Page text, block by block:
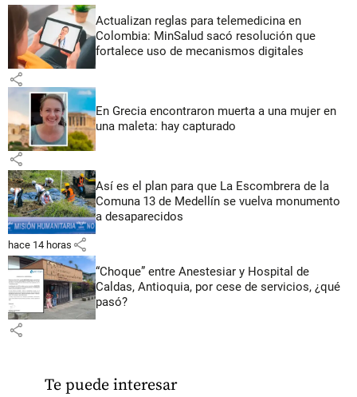
Actualizan reglas para telemedicina en
Colombia: MinSalud sacó resolución que
fortalece uso de mecanismos digitales
share
En Grecia encontraron muerta a una mujer en
una maleta: hay capturado
share
Así es el plan para que La Escombrera de la
Comuna 13 de Medellín se vuelva monumento
a desaparecidos
hace 14 horas share
“Choque” entre Anestesiar y Hospital de
Caldas, Antioquia, por cese de servicios, ¿qué
pasó?
share
Te puede interesar